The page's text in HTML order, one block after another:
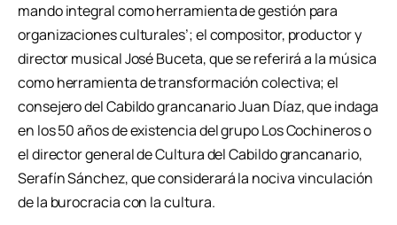
mando integral como herramienta de gestión para
organizaciones culturales’; el compositor, productor y
director musical José Buceta, que se referirá a la música
como herramienta de transformación colectiva; el
consejero del Cabildo grancanario Juan Díaz, que indaga
en los 50 años de existencia del grupo Los Cochineros o
el director general de Cultura del Cabildo grancanario,
Serafín Sánchez, que considerará la nociva vinculación
de la burocracia con la cultura.